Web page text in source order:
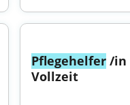
Pflegehelfer /in
Vollzeit